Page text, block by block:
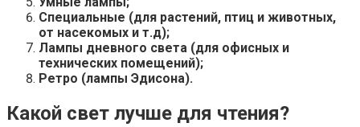
Специальные (для растений, птиц и животных,
от насекомых и т.д);
Лампы дневного света (для офисных и
технических помещений);
Ретро (лампы Эдисона).
Какой свет лучше для чтения?